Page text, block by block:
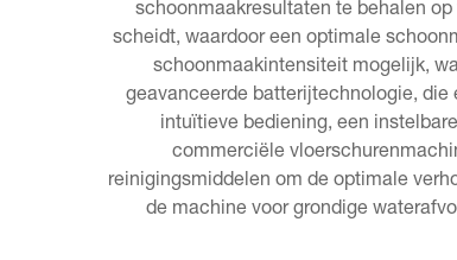
schoonmaakresultaten te behalen
scheidt, waardoor een optimale
schoonmaakintensiteit mogelijk,
geavanceerde batterijtechnologie,
intuïtieve bediening, een
commerciële
reinigingsmiddelen om de optimale
de machine voor grondige